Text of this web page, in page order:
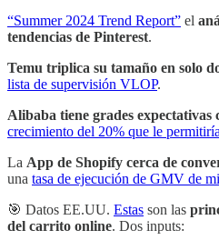
“Summer 2024 Trend Report” el
tendencias de Pinterest.
Temu triplica su tamaño en solo
lista de supervisión VLOP.
Alibaba tiene grades expectativas
crecimiento del 20% que le
La App de Shopify cerca de
una tasa de ejecución de GMV de
🎯 Datos EE.UU. Estas son las
del carrito online. Dos inputs: